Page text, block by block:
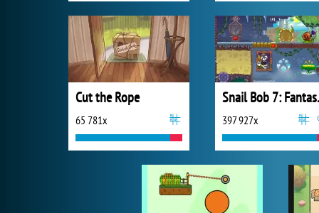
Cut the Rope
65 781x 397 927x